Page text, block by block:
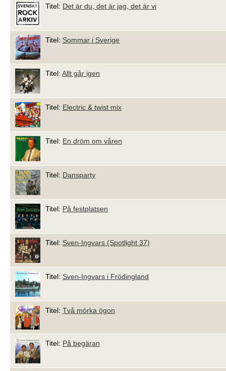
Titel: Det är du, det är jag, det är vi
Titel: Sommar i Sverige
Titel: Allt går igen
Titel: Electric & twist mix
Titel: En dröm om våren
Titel: Dansparty
Titel: På festplatsen
Titel: Sven-Ingvars (Spotlight 37)
Titel: Sven-Ingvars i Frödingland
Titel: Två mörka ögon
Titel: På begäran